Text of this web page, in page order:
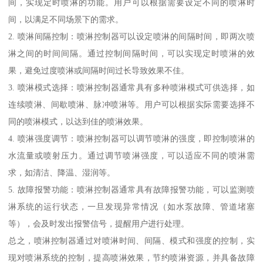
间，实现定时喷淋的功能。用户可以根据需要设定不同的喷淋时
间，以满足不同场景下的需求。
2. 喷淋间隔控制：喷淋控制器可以设定喷淋的间隔时间，即两次喷
淋之间的时间间隔。通过控制间隔时间，可以实现定时喷淋的效
果，避免过度喷淋或间隔时间过长导致效果不佳。
3. 喷淋模式选择：喷淋控制器通常具有多种喷淋模式可供选择，如
连续喷淋、间歇喷淋、脉冲喷淋等。用户可以根据实际需要选择不
同的喷淋模式，以达到佳的喷淋效果。
4. 喷淋强度调节：喷淋控制器可以调节喷淋的强度，即控制喷淋的
水流量或喷射压力。通过调节喷淋强度，可以适应不同的喷淋需
求，如清洁、降温、湿润等。
5. 故障报警功能：喷淋控制器通常具有故障报警功能，可以监测喷
淋系统的运行状态，一旦发现异常情况（如水泵故障、管道堵塞
等），会及时发出报警信号，提醒用户进行处理。
总之，喷淋控制器通过对喷淋时间、间隔、模式和强度的控制，实
现对喷淋系统的控制，提高喷淋效果，节约喷淋资源，并具备故障